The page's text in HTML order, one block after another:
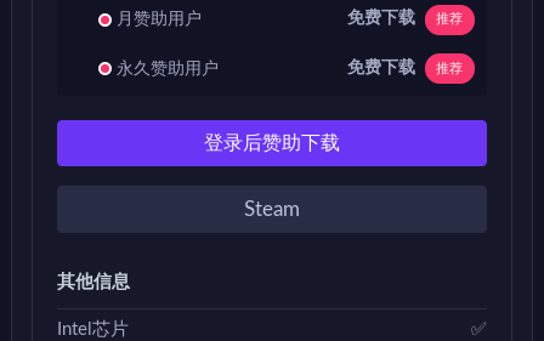
月赞助用户 免费下载 推荐
永久赞助用户 免费下载 推荐
登录后赞助下载
Steam
其他信息
Intel芯片 ✅